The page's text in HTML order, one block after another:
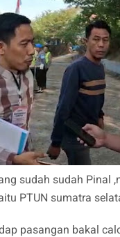
sudah sudah Pinal
PTUN sumatra
pasangan bakal